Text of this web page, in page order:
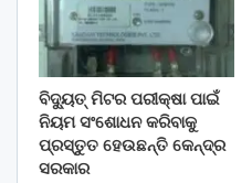
ବିଦ୍ୟୁତ୍ ମିଟର ପରୀକ୍ଷା ପାଇଁ
ନିୟମ ସଂଶୋଧନ କରିବାକୁ
ପ୍ରସ୍ତୁତ ହେଉଛନ୍ତି କେନ୍ଦ୍ର
ସରକାର